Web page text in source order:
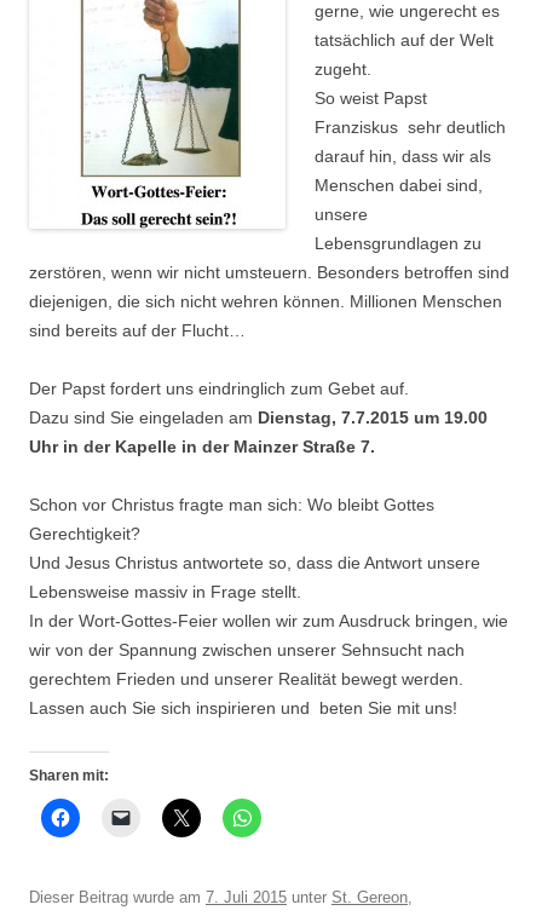
gerne, wie ungerecht es
tatsächlich auf der Welt
zugeht.
So weist Papst
Franziskus sehr deutlich
darauf hin, dass wir als
Menschen dabei sind,
unsere
Lebensgrundlagen zu
zerstören, wenn wir nicht umsteuern. Besonders betroffen sind
diejenigen, die sich nicht wehren können. Millionen Menschen
sind bereits auf der Flucht…
Der Papst fordert uns eindringlich zum Gebet auf.
Dazu sind Sie eingeladen am Dienstag, 7.7.2015 um 19.00
Uhr in der Kapelle in der Mainzer Straße 7.
Schon vor Christus fragte man sich: Wo bleibt Gottes
Gerechtigkeit?
Und Jesus Christus antwortete so, dass die Antwort unsere
Lebensweise massiv in Frage stellt.
In der Wort-Gottes-Feier wollen wir zum Ausdruck bringen, wie
wir von der Spannung zwischen unserer Sehnsucht nach
gerechtem Frieden und unserer Realität bewegt werden.
Lassen auch Sie sich inspirieren und beten Sie mit uns!
Sharen mit:
Dieser Beitrag wurde am 7. Juli 2015 unter St. Gereon,